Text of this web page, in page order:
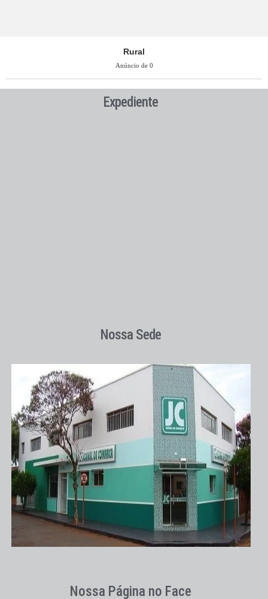
Rural
Anúncio de 0
Expediente
Nossa Sede
Nossa Página no Face